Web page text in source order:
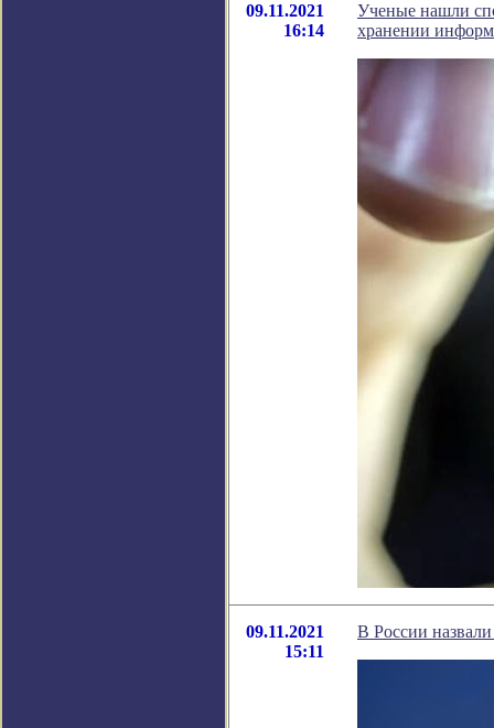
09.11.2021
16:14
Ученые нашли
хранении
09.11.2021
15:11
В России